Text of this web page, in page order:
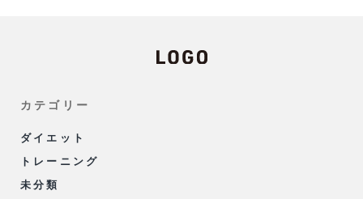
カテゴリー
ダイエット
トレーニング
未分類